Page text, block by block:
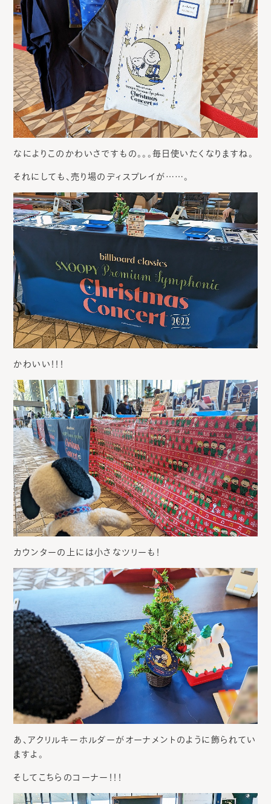
なによりこのかわいさですもの。。。毎日使いたくなりますね。
それにしても、売り場のディスプレイが……。
かわいい！！！
カウンターの上には小さなツリーも！
あ、アクリルキーホルダーがオーナメントのように飾られてい
ますよ。
そしてこちらのコーナー！！！